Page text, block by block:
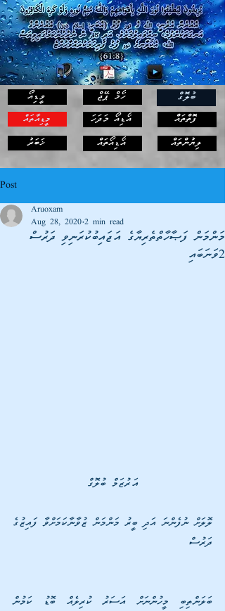
ވީޑިއޯ
މީޑިއާތައް
ޚަބަރު
ހޯމް ޕޭޖް
އޯޑިއޯ މަދަހަ
އޯޑިއޯތައް
ބުލޮގް
ފޮތްތައް
ލިޔުންތައް
Post
މަންމަން ފަޞާހާތްތެރިޔާގެ އަޖައިބުކުރަނިވި ދަރުސް
2ވަނަބައި
Aruoxam
Aug 28, 2020 2 min read
އަރުޒަމް ބުލޮގް
ދަރުސް
ބަލަންތިބި މީހުންނަށް އަސަރު ކުރިލެއް ބޮޑު ކަމުން